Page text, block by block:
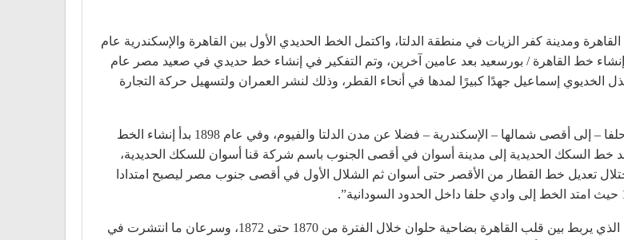
القاهرة ومدينة كفر الزيات في منطقة الدلتا، واكتمل الخط الحديدي الأول بين القاهرة والإسكندرية عام
بدأ إنشاء خط القاهرة / بورسعيد بعد عامين آخرين، وتم التفكير في إنشاء خط حديدي في صعيد مصر عام
الخديوي إسماعيل جهدًا كبيرًا لمدها في أنحاء القطر، وذلك لنشر العمران ولتسهيل حركة التجارة
امتدت خطوط السكك الحديدية من أقصى جنوب مصر – جنوب وادي حلفا – إلى أقصى شمالها – الإسكندرية – فضلا عن مدن الدلتا والفيوم، وفي عام 1898 بدأ إنشاء الخط
خط السكك الحديدية إلى مدينة أسوان في أقصى الجنوب باسم شركة قنا أسوان للسكك الحديدية،
للسودان عام 1899 قررت سلطات الاحتلال تعديل خط القطار من الأقصر حتى أسوان ثم الشلال الأول في أقصى جنوب مصر ليصبح امتدادا
دخلت مصر عصر قطارات الضواحي عندما تم مد خط قطارات حلوان الذي يربط بين قلب القاهرة بضاحية حلوان خلال الفترة من 1870 حتى 1872، وسرعان ما انتشرت في